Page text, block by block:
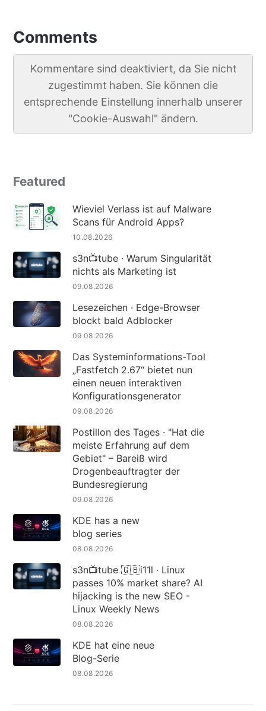
Comments
Kommentare sind deaktiviert, da Sie nicht
zugestimmt haben. Sie können die
entsprechende Einstellung innerhalb unserer
"Cookie-Auswahl" ändern.
Featured
Wieviel Verlass ist auf Malware
Scans für Android Apps?
10.08.2026
s3n📺tube · Warum Singularität
nichts als Marketing ist
09.08.2026
Lesezeichen · Edge-Browser
blockt bald Adblocker
09.08.2026
Das Systeminformations-Tool
„Fastfetch 2.67“ bietet nun
einen neuen interaktiven
Konfigurationsgenerator
09.08.2026
Postillon des Tages · "Hat die
meiste Erfahrung auf dem
Gebiet" – Bareiß wird
Drogenbeauftragter der
Bundesregierung
09.08.2026
KDE has a new
blog series
08.08.2026
s3n📺tube 🇬🇧i11l · Linux
passes 10% market share? AI
hijacking is the new SEO -
Linux Weekly News
08.08.2026
KDE hat eine neue
Blog-Serie
08.08.2026